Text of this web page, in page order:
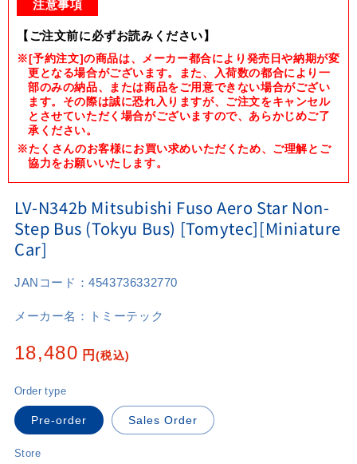
in
注意事項
【ご注文前に必ずお読みください】
※[予約注文]の商品は、メーカー都合により発売日や納期が変
更となる場合がございます。また、入荷数の都合により一
部のみの納品、または商品をご用意できない場合がござい
ます。その際は誠に恐れ入りますが、ご注文をキャンセル
とさせていただく場合がございますので、あらかじめご了
承ください。
※たくさんのお客様にお買い求めいただくため、ご理解とご
協力をお願いいたします。
LV-N342b Mitsubishi Fuso Aero Star Non-
Step Bus (Tokyu Bus) [Tomytec][Miniature
Car]
JANコード：4543736332770
メーカー名： トミーテック
Regular
18,480 円(税込)
Order type
Pre-order Sales Order
Store